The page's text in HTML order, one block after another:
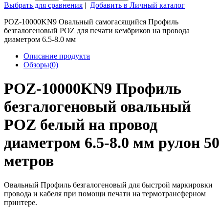
Выбрать для сравнения | Добавить в Личный каталог
POZ-10000KN9 Овальный самогасящийся Профиль
безгалогеновый POZ для печати кембриков на провода
диаметром 6.5-8.0 мм
Описание продукта
Обзоры(0)
POZ-10000KN9 Профиль
безгалогеновый овальный
POZ белый на провод
диаметром 6.5-8.0 мм рулон 50
метров
Овальный Профиль безгалогеновый для быстрой маркировки
провода и кабеля при помощи печати на термотрансферном
принтере.